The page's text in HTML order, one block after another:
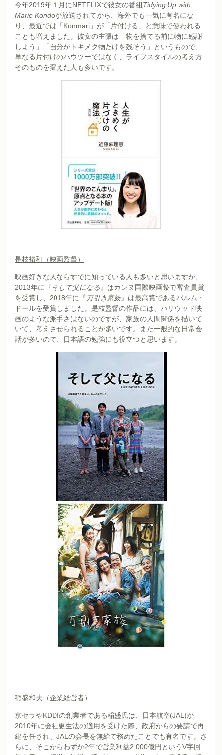
今年2019年１月にNETFLIXで彼女の番組Tidying Up with
Marie Kondoが放送されてから、海外でも一気に有名にな
り、最近では「Konmari」が「片付ける」と意味で使われる
ことも増えました。彼女の主張は「物を捨てる前に物に感謝
しよう」「自分がトキメク物だけを残そう」というもので、
単なる片付けのハウツーではなく、ライフスタイルの考え方
そのものを変えた人も多いです。
是枝裕和（映画監督）
映画好きな人ならすでに知っている人も多いと思いますが、
2013年に『そして父になる 』はカンヌ国際映画祭で審査員賞
を受賞し、2018年に『 万引き家族』は最高賞であるパルム・
ドールを受賞しました。是枝監督の作品には、ハリウッド映
画のような派手さはないのですが、家族の人間関係を描いて
いて、考えさせられることが多いです。また一般的な日常会
話が多いので、日本語の勉強にも役立つと思います。
稲盛和夫 （企業経営者）
京セラやKDDIの創業者である稲盛氏は、日本航空(JAL)が
2010年に会社更生法の適用を受けた際、政府からの要請で再
建を任され、JALの会長を無給で務めたことでも有名です。さ
らに、そこからわずか2年で営業利益2,000億円というV字回